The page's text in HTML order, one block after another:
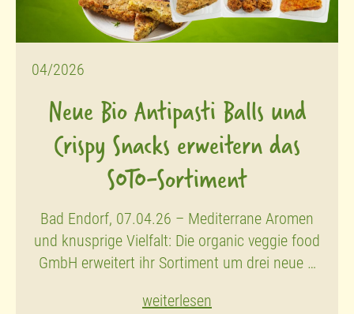
04/2026
Neue Bio Antipasti Balls und
Crispy Snacks erweitern das
SOTO-Sortiment
Bad Endorf, 07.04.26 – Mediterrane Aromen
und knusprige Vielfalt: Die organic veggie food
GmbH erweitert ihr Sortiment um drei neue …
weiterlesen